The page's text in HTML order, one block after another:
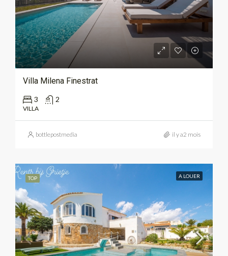
Villa Milena Finestrat
3 2
VILLA
bottlepostmedia il y a2 mois
TOP A LOUER